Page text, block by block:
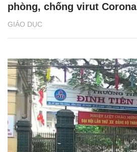
GIÁO DỤC
phòng, chống virut Corona